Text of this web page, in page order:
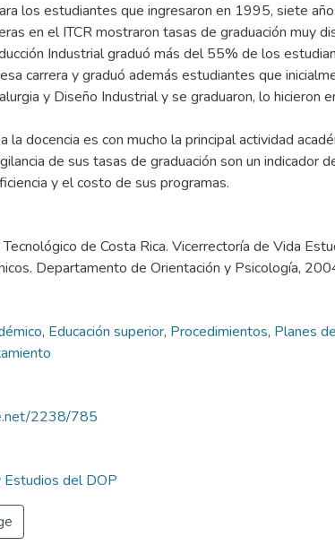
los estudiantes que ingresaron en 1995, siete
en el ITCR mostraron tasas de graduación muy
Industrial graduó más del 55% de los
carrera y graduó además estudiantes que
y Diseño Industrial y se graduaron, lo hicieron
la docencia es con mucho la principal actividad
de sus tasas de graduación son un indicador
y el costo de sus programas.
de Costa Rica. Vicerrectoría de Vida
Departamento de Orientación y Psicología,
, Educación superior, Procedimientos, Planes de
2238/785
Estudios del DOP